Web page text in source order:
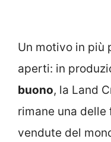
Un motivo in più
aperti: in
buono, la Land
rimane una delle
vendute del